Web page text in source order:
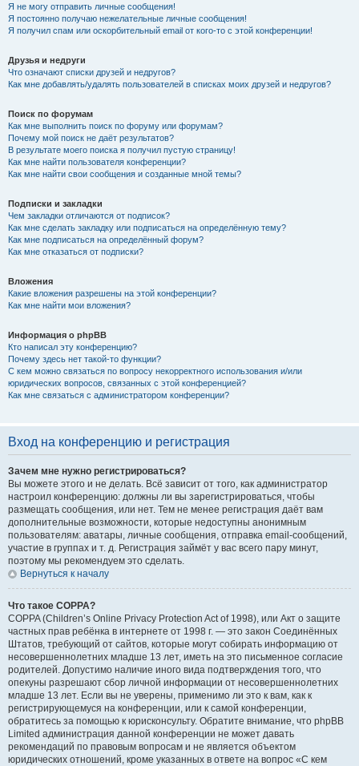
Я не могу отправить личные сообщения!
Я постоянно получаю нежелательные личные сообщения!
Я получил спам или оскорбительный email от кого-то с этой конференции!
Друзья и недруги
Что означают списки друзей и недругов?
Как мне добавлять/удалять пользователей в списках моих друзей и недругов?
Поиск по форумам
Как мне выполнить поиск по форуму или форумам?
Почему мой поиск не даёт результатов?
В результате моего поиска я получил пустую страницу!
Как мне найти пользователя конференции?
Как мне найти свои сообщения и созданные мной темы?
Подписки и закладки
Чем закладки отличаются от подписок?
Как мне сделать закладку или подписаться на определённую тему?
Как мне подписаться на определённый форум?
Как мне отказаться от подписки?
Вложения
Какие вложения разрешены на этой конференции?
Как мне найти мои вложения?
Информация о phpBB
Кто написал эту конференцию?
Почему здесь нет такой-то функции?
С кем можно связаться по вопросу некорректного использования и/или
юридических вопросов, связанных с этой конференцией?
Как мне связаться с администратором конференции?
Вход на конференцию и регистрация
Зачем мне нужно регистрироваться?
Вы можете этого и не делать. Всё зависит от того, как администратор
настроил конференцию: должны ли вы зарегистрироваться, чтобы
размещать сообщения, или нет. Тем не менее регистрация даёт вам
дополнительные возможности, которые недоступны анонимным
пользователям: аватары, личные сообщения, отправка email-сообщений,
участие в группах и т. д. Регистрация займёт у вас всего пару минут,
поэтому мы рекомендуем это сделать.
Вернуться к началу
Что такое COPPA?
COPPA (Children’s Online Privacy Protection Act of 1998), или Акт о защите
частных прав ребёнка в интернете от 1998 г. — это закон Соединённых
Штатов, требующий от сайтов, которые могут собирать информацию от
несовершеннолетних младше 13 лет, иметь на это письменное согласие
родителей. Допустимо наличие иного вида подтверждения того, что
опекуны разрешают сбор личной информации от несовершеннолетних
младше 13 лет. Если вы не уверены, применимо ли это к вам, как к
регистрирующемуся на конференции, или к самой конференции,
обратитесь за помощью к юрисконсульту. Обратите внимание, что phpBB
Limited администрация данной конференции не может давать
рекомендаций по правовым вопросам и не является объектом
юридических отношений, кроме указанных в ответе на вопрос «С кем